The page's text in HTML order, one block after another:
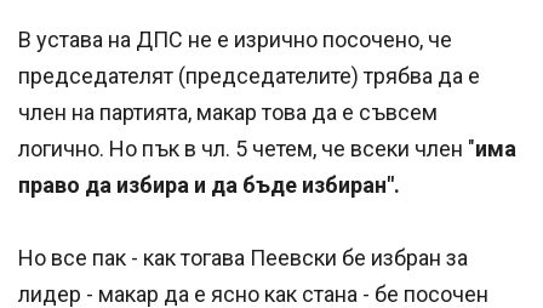
В устава на ДПС не е изрично посочено, че
председателят (председателите) трябва да е
член на партията, макар това да е съвсем
логично. Но пък в чл. 5 четем, че всеки член "има
право да избира и да бъде избиран".
Но все пак - как тогава Пеевски бе избран за
лидер - макар да е ясно как стана - бе посочен